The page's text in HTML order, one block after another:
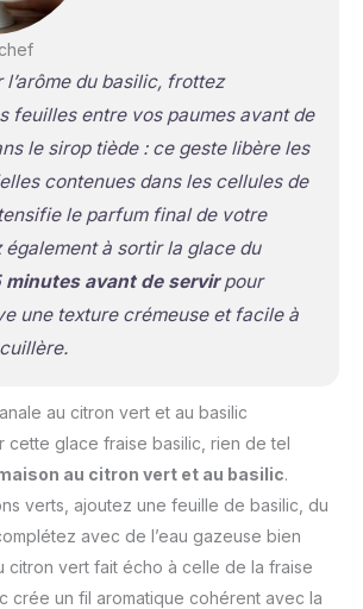
du basilic, frottez
feuilles entre vos paumes avant de
le sirop tiède : ce geste libère les
contenues dans les cellules de
le parfum final de votre
également à sortir la glace du
minutes avant de servirpour
une texture crémeuse et facile à
au citron vert et au basilic
cette glace fraise basilic, rien de tel
au citron vert et au basilic.
verts, ajoutez une feuille de basilic, du
avec de l’eau gazeuse bien
citron vert fait écho à celle de la fraise
crée un fil aromatique cohérent avec la